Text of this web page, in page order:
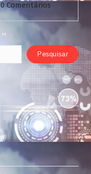
0 Comentários